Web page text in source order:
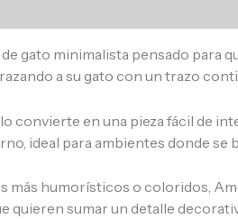
gato minimalista pensado para
a su gato con un trazo
convierte en una pieza fácil de
ideal para ambientes donde
más humorísticos o coloridos,
quieren sumar un detalle